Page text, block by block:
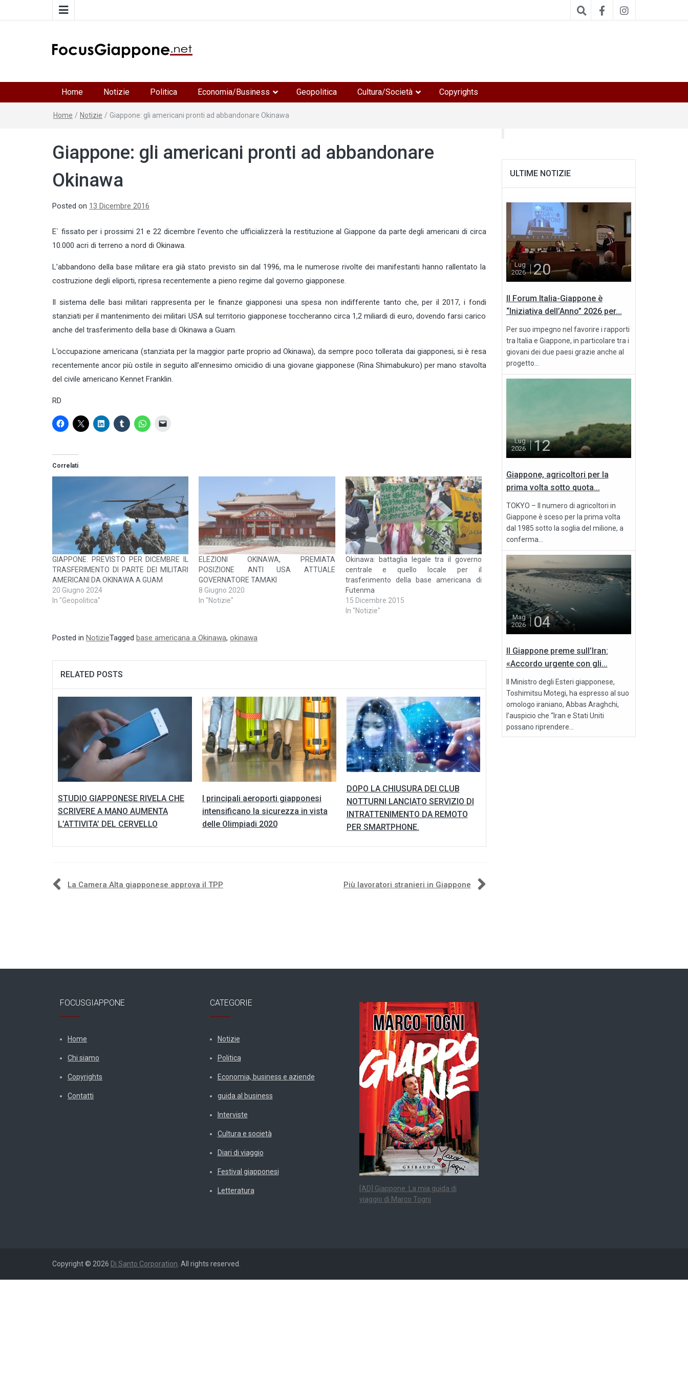
Home Notizie Politica Economia/Business Geopolitica Cultura/Società Copyrights
Home / Notizie / Giappone: gli americani pronti ad abbandonare Okinawa
Giappone: gli americani pronti ad abbandonare
Okinawa
Posted on 13 Dicembre 2016
E` fissato per i prossimi 21 e 22 dicembre l’evento che ufficializzerà la restituzione al Giappone da parte degli americani di circa
10.000 acri di terreno a nord di Okinawa.
L’abbandono della base militare era già stato previsto sin dal 1996, ma le numerose rivolte dei manifestanti hanno rallentato la
costruzione degli eliporti, ripresa recentemente a pieno regime dal governo giapponese.
Il sistema delle basi militari rappresenta per le finanze giapponesi una spesa non indifferente tanto che, per il 2017, i fondi
stanziati per il mantenimento dei militari USA sul territorio giapponese toccheranno circa 1,2 miliardi di euro, dovendo farsi carico
anche del trasferimento della base di Okinawa a Guam.
L’occupazione americana (stanziata per la maggior parte proprio ad Okinawa), da sempre poco tollerata dai giapponesi, si è resa
recentemente ancor più ostile in seguito all’ennesimo omicidio di una giovane giapponese (Rina Shimabukuro) per mano stavolta
del civile americano Kennet Franklin.
RD
Correlati
GIAPPONE. PREVISTO PER DICEMBRE IL
TRASFERIMENTO DI PARTE DEI MILITARI
AMERICANI DA OKINAWA A GUAM
20 Giugno 2024
In "Geopolitica"
ELEZIONI OKINAWA, PREMIATA
POSIZIONE ANTI USA ATTUALE
GOVERNATORE TAMAKI
8 Giugno 2020
In "Notizie"
Okinawa: battaglia legale tra il governo
centrale e quello locale per il
trasferimento della base americana di
Futenma
15 Dicembre 2015
In "Notizie"
Posted in NotizieTagged base americana a Okinawa, okinawa
RELATED POSTS
STUDIO GIAPPONESE RIVELA CHE
SCRIVERE A MANO AUMENTA
L’ATTIVITA’ DEL CERVELLO
I principali aeroporti giapponesi
intensificano la sicurezza in vista
delle Olimpiadi 2020
DOPO LA CHIUSURA DEI CLUB
NOTTURNI LANCIATO SERVIZIO DI
INTRATTENIMENTO DA REMOTO
PER SMARTPHONE.
Navigazione
La Camera Alta giapponese approva il TPP Più lavoratori stranieri in Giappone
ULTIME NOTIZIE
Lug
2026
20
Il Forum Italia-Giappone è
“Iniziativa dell’Anno” 2026 per...
Per suo impegno nel favorire i rapporti
tra Italia e Giappone, in particolare tra i
giovani dei due paesi grazie anche al
progetto...
Lug
2026
12
Giappone, agricoltori per la
prima volta sotto quota...
TOKYO – Il numero di agricoltori in
Giappone è sceso per la prima volta
dal 1985 sotto la soglia del milione, a
conferma...
Mag
2026
04
Il Giappone preme sull’Iran:
«Accordo urgente con gli...
Il Ministro degli Esteri giapponese,
Toshimitsu Motegi, ha espresso al suo
omologo iraniano, Abbas Araghchi,
l’auspicio che “Iran e Stati Uniti
possano riprendere...
FOCUSGIAPPONE
Home
Chi siamo
Copyrights
Contatti
CATEGORIE
Notizie
Politica
Economia, business e aziende
guida al business
Interviste
Cultura e società
Diari di viaggio
Festival giapponesi
Letteratura
[AD] Giappone. La mia guida di
viaggio di Marco Togni
Copyright © 2026 Di Santo Corporation. All rights reserved.